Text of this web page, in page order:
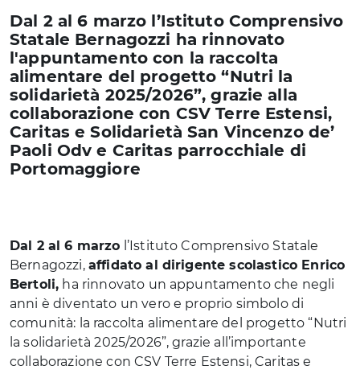
Dal 2 al 6 marzo l’Istituto Comprensivo
Statale Bernagozzi ha rinnovato
l'appuntamento con la raccolta
alimentare del progetto “Nutri la
solidarietà 2025/2026”, grazie alla
collaborazione con CSV Terre Estensi,
Caritas e Solidarietà San Vincenzo de’
Paoli Odv e Caritas parrocchiale di
Portomaggiore
Dal 2 al 6 marzo l’Istituto Comprensivo Statale
Bernagozzi, affidato al dirigente scolastico Enrico
Bertoli, ha rinnovato un appuntamento che negli
anni è diventato un vero e proprio simbolo di
comunità: la raccolta alimentare del progetto “Nutri
la solidarietà 2025/2026”, grazie all’importante
collaborazione con CSV Terre Estensi, Caritas e